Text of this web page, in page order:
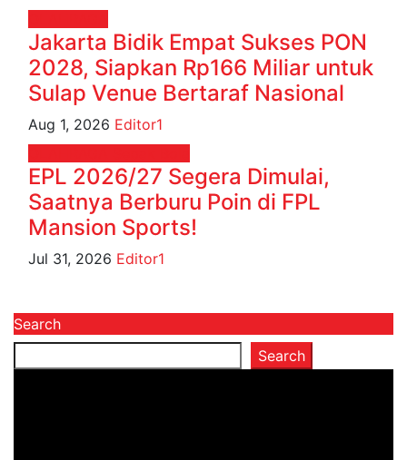
Jakarta Bidik Empat Sukses PON
2028, Siapkan Rp166 Miliar untuk
Sulap Venue Bertaraf Nasional
Aug 1, 2026 Editor1
EPL 2026/27 Segera Dimulai,
Saatnya Berburu Poin di FPL
Mansion Sports!
Jul 31, 2026 Editor1
Search
Search